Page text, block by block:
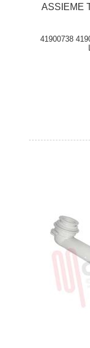
ASSIEME
41900738